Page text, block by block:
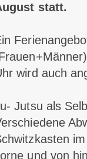
statt.
wird auch
Jutsu als
und von